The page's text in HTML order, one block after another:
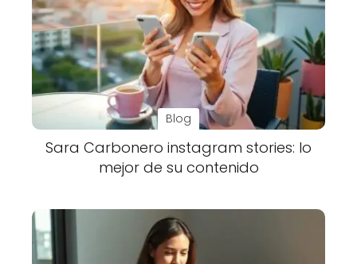
Blog
Sara Carbonero instagram stories: lo
mejor de su contenido